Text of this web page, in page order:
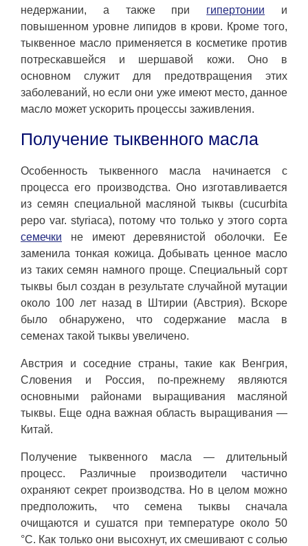
недержании, а также при гипертонии и
повышенном уровне липидов в крови. Кроме того,
тыквенное масло применяется в косметике против
потрескавшейся и шершавой кожи. Оно в
основном служит для предотвращения этих
заболеваний, но если они уже имеют место, данное
масло может ускорить процессы заживления.
Получение тыквенного масла
Особенность тыквенного масла начинается с
процесса его производства. Оно изготавливается
из семян специальной масляной тыквы (cucurbita
pepo var. styriaca), потому что только у этого сорта
семечки не имеют деревянистой оболочки. Ее
заменила тонкая кожица. Добывать ценное масло
из таких семян намного проще. Специальный сорт
тыквы был создан в результате случайной мутации
около 100 лет назад в Штирии (Австрия). Вскоре
было обнаружено, что содержание масла в
семенах такой тыквы увеличено.
Австрия и соседние страны, такие как Венгрия,
Словения и Россия, по-прежнему являются
основными районами выращивания масляной
тыквы. Еще одна важная область выращивания —
Китай.
Получение тыквенного масла — длительный
процесс. Различные производители частично
охраняют секрет производства. Но в целом можно
предположить, что семена тыквы сначала
очищаются и сушатся при температуре около 50
°C. Как только они высохнут, их смешивают с солью